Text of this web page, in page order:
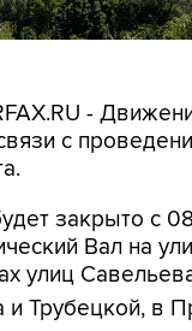
-
с
закрыто с
Вал на
улиц
Трубецкой, в